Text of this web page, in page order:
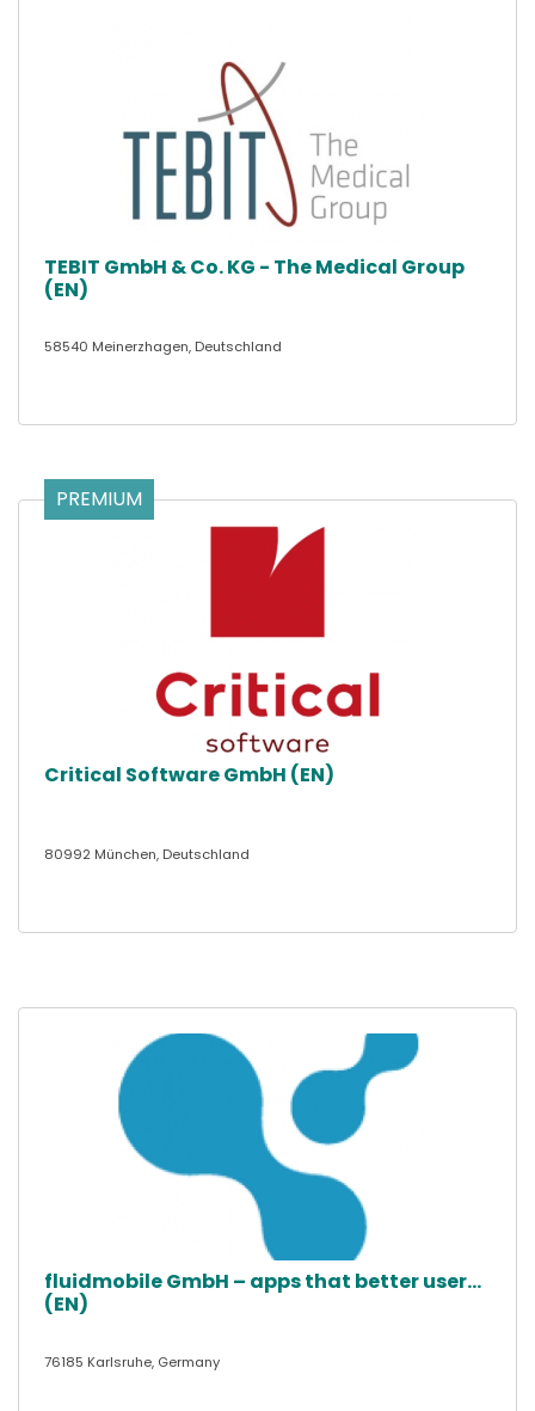
TEBIT GmbH & Co. KG - The Medical Group
(EN)
58540 Meinerzhagen, Deutschland
PREMIUM
Critical Software GmbH (EN)
80992 München, Deutschland
fluidmobile GmbH – apps that better user...
(EN)
76185 Karlsruhe, Germany